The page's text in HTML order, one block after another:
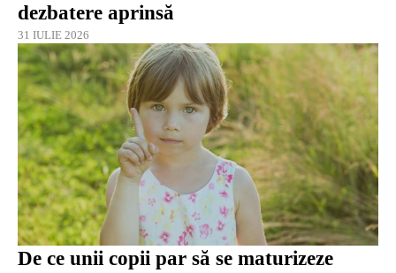
dezbatere aprinsă
31 IULIE 2026
De ce unii copii par să se maturizeze